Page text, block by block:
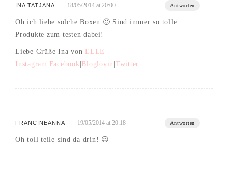
INA TATJANA 18/05/2014 at 20:00 Antworten
Oh ich liebe solche Boxen 🙂 Sind immer so tolle
Produkte zum testen dabei!
Liebe Grüße Ina von ELLE
Instagram Facebook Bloglovin Twitter
FRANCINEANNA 19/05/2014 at 20:18 Antworten
Oh toll teile sind da drin! 😉